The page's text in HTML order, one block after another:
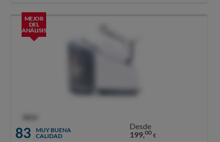
MEJOR
DEL
ANÁLISIS
83
MUY BUENA
CALIDAD
Desde
199,00 €